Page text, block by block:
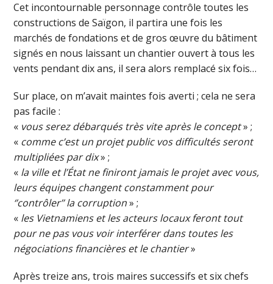
Cet incontournable personnage contrôle toutes les
constructions de Saïgon, il partira une fois les
marchés de fondations et de gros œuvre du bâtiment
signés en nous laissant un chantier ouvert à tous les
vents pendant dix ans, il sera alors remplacé six fois…
Sur place, on m’avait maintes fois averti ; cela ne sera
pas facile :
« vous serez débarqués très vite après le concept» ;
« comme c’est un projet public vos difficultés seront
multipliées par dix» ;
« la ville et l’État ne finiront jamais le projet avec vous,
leurs équipes changentconstammentpour
‘’contrôler’’ la corruption» ;
« les Vietnamiens et les acteurs locaux feront tout
pour ne pas vous voir interférer dans toutes les
négociations financières et le chantier»
Après treize ans, trois maires successifs et six chefs